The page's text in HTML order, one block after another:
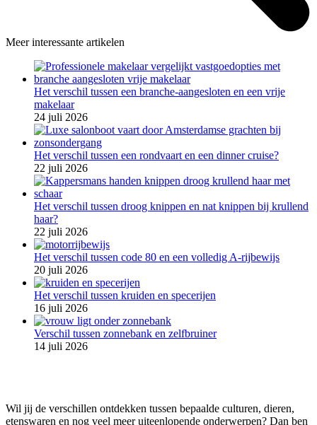
Meer interessante artikelen
Het verschil tussen een branche-aangesloten en een vrije
makelaar
24 juli 2026
Het verschil tussen een rondvaart en een dinner cruise?
22 juli 2026
Het verschil tussen droog knippen en nat knippen bij krullend
haar?
22 juli 2026
Het verschil tussen code 80 en een volledig A-rijbewijs
20 juli 2026
Het verschil tussen kruiden en specerijen
16 juli 2026
Verschil tussen zonnebank en zelfbruiner
14 juli 2026
Wil jij de verschillen ontdekken tussen bepaalde culturen, dieren,
etenswaren en nog veel meer uiteenlopende onderwerpen? Dan ben